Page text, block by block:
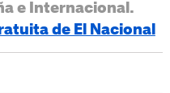
e Internacional.
de El Nacional